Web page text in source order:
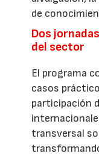
de
Dos
del sector
El programa
casos
participación
transversal